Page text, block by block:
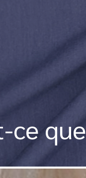
ce